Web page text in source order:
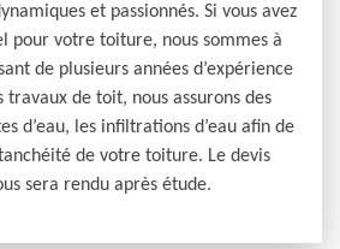
et passionnés. Si vous avez
pour votre toiture, nous sommes à
de plusieurs années d’expérience
travaux de toit, nous assurons des
d’eau, les infiltrations d’eau afin de
de votre toiture. Le devis
sera rendu après étude.